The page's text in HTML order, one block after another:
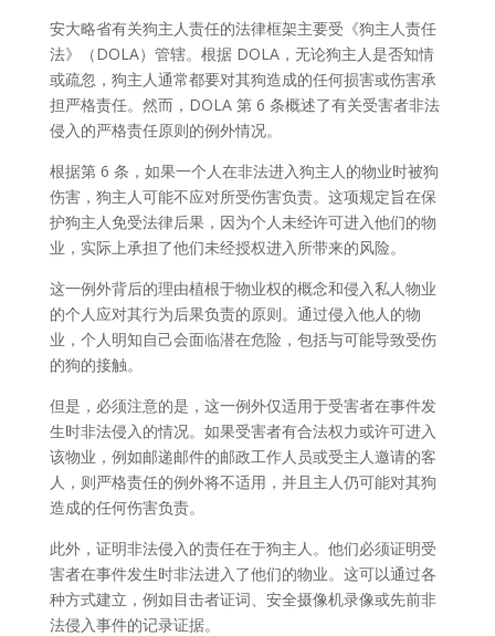
安大略省有关狗主人责任的法律框架主要受《狗主人责任
法》（DOLA）管辖。根据 DOLA，无论狗主人是否知情
或疏忽，狗主人通常都要对其狗造成的任何损害或伤害承
担严格责任。然而，DOLA 第 6 条概述了有关受害者非法
侵入的严格责任原则的例外情况。
根据第 6 条，如果一个人在非法进入狗主人的物业时被狗
伤害，狗主人可能不应对所受伤害负责。这项规定旨在保
护狗主人免受法律后果，因为个人未经许可进入他们的物
业，实际上承担了他们未经授权进入所带来的风险。
这一例外背后的理由植根于物业权的概念和侵入私人物业
的个人应对其行为后果负责的原则。通过侵入他人的物
业，个人明知自己会面临潜在危险，包括与可能导致受伤
的狗的接触。
但是，必须注意的是，这一例外仅适用于受害者在事件发
生时非法侵入的情况。如果受害者有合法权力或许可进入
该物业，例如邮递邮件的邮政工作人员或受主人邀请的客
人，则严格责任的例外将不适用，并且主人仍可能对其狗
造成的任何伤害负责。
此外，证明非法侵入的责任在于狗主人。他们必须证明受
害者在事件发生时非法进入了他们的物业。这可以通过各
种方式建立，例如目击者证词、安全摄像机录像或先前非
法侵入事件的记录证据。